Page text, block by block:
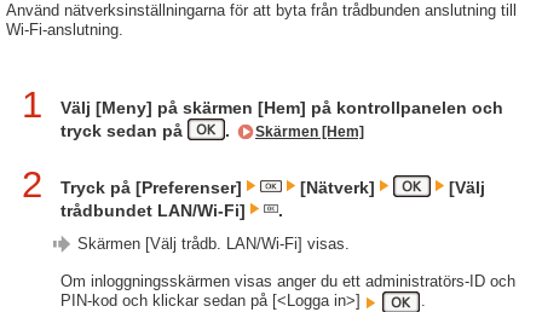
Använd nätverksinställningarna för att byta från trådbunden anslutning till
Wi-Fi-anslutning.
1
Välj [Meny] på skärmen [Hem] på kontrollpanelen och
tryck sedan på
. Skärmen [Hem]
2 Tryck på [Preferenser] [Nätverk]
[Välj
trådbundet LAN/Wi-Fi]
.
Skärmen [Välj trådb. LAN/Wi-Fi] visas.
Om inloggningsskärmen visas anger du ett administratörs-ID och
PIN-kod och klickar sedan på [<Logga in>]
.